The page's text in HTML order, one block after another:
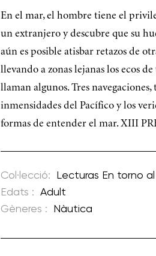
En el mar, el hombre tiene el
un extranjero y descubre que su
aún es posible atisbar retazos de
llevando a zonas lejanas los ecos
llaman algunos. Tres
inmensidades del Pacífico y los
formas de entender el mar. XIII
Col·lecció: Lecturas En torno
Edats : Adult
Gèneres : Nàutica